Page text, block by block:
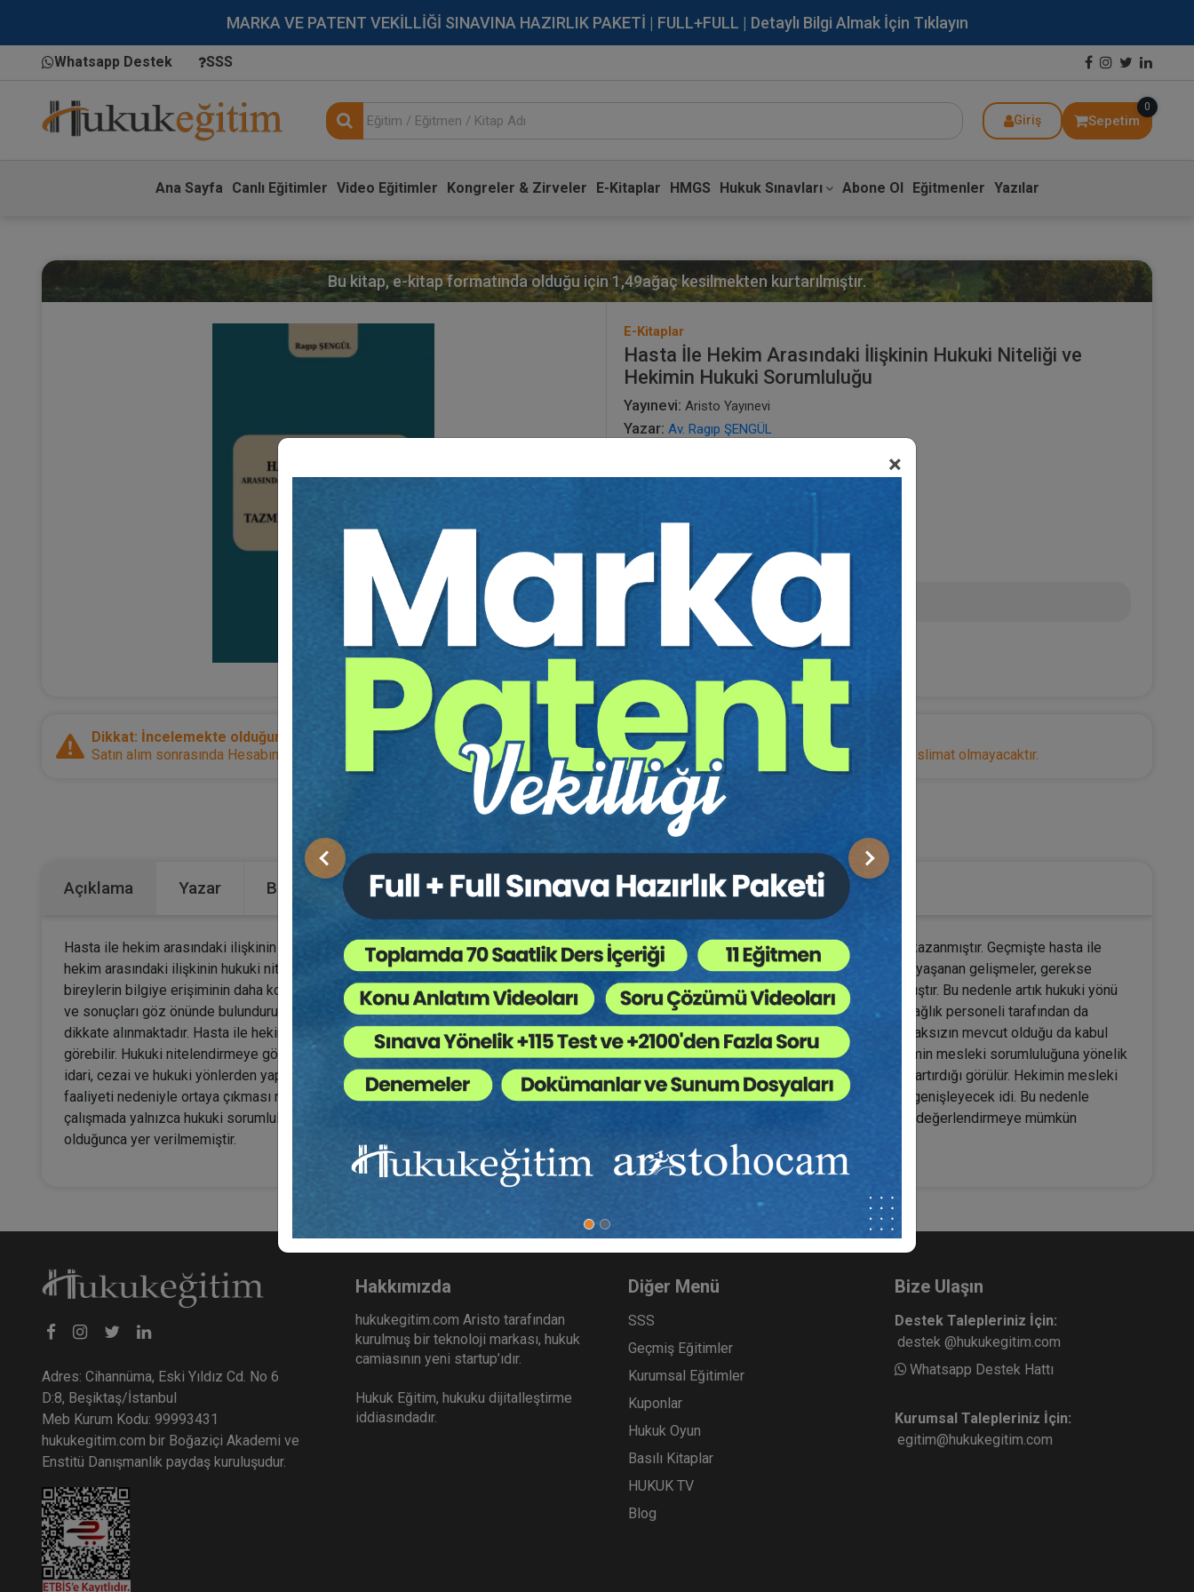
MARKA VE PATENT VEKİLLİĞİ SINAVINA HAZIRLIK PAKETİ | FULL+FULL | Detaylı Bilgi Almak İçin Tıklayın
Whatsapp Destek SSS
Giriş Sepetim
0
Ana Sayfa Canlı Eğitimler Video Eğitimler Kongreler & Zirveler E-Kitaplar HMGS Hukuk Sınavları Abone Ol Eğitmenler Yazılar
×
Önceki Sonraki
Bu kitap, e-kitap formatında olduğu için1,49ağaç kesilmekten kurtarılmıştır.
E-Kitaplar
Hasta İle Hekim Arasındaki İlişkinin Hukuki Niteliği ve
Hekimin Hukuki Sorumluluğu
Yayınevi: Aristo Yayınevi
Yazar: Av. Ragıp ŞENGÜL
Yayın Tarihi: 01.03.2020
E-kitap
300,00 TL 180,00 TL
Sepete Ekle
Dikkat: İncelemekte olduğunuz ürün bir e-kitaptır.
Satın alım sonrasında Hesabım sayfanız üzerinden direkt olarak ulaşabilir ve cihazlarınızdan okuyabilirsiniz. Adresinize herhangi bir teslimat olmayacaktır.
Kategoriler: Tüketici Hukuku Sağlık ve Tıp Hukuku
Açıklama Yazar Bu Kitap İçin Kaç Ağaç Kesiliyor ?
Hasta ile hekim arasındaki ilişkinin esası, tıp bilimi kapsamında yer alır. Ancak bu ilişkinin hukuki yönü, günümüzde çok daha yüksek önem kazanmıştır. Geçmişte hasta ile
hekim arasındaki ilişkinin hukuki niteliği ve sonuçları, uygulamada daha nadir karşımıza çıkan bir halde iken, günümüzde gerek tıp biliminde yaşanan gelişmeler, gerekse
bireylerin bilgiye erişiminin daha kolay bir hal alması, meselenin tıbbi yönünün yanı sıra, hukuki olarak da dikkate alınmasının önemini artırmıştır. Bu nedenle artık hukuki yönü
ve sonuçları göz önünde bulundurulmaksızın bir tıbbi müdahaleden söz edebilmek mümkün değildir. Meselenin hukuki yönü, hekimler ve sağlık personeli tarafından da
dikkate alınmaktadır. Hasta ile hekim arasındaki ilişki hukuken sözleşme ilişkisi olarak nitelendirilebileceği gibi, bir sözleşmeye dayalı olmaksızın mevcut olduğu da kabul
görebilir. Hukuki nitelendirmeye göre, sorumluluk esaslarının belirlenmesi ve varılan sonuçlar da değişiklik gösterecektir. Günümüzde hekimin mesleki sorumluluğuna yönelik
idari, cezai ve hukuki yönlerden yapılan başvuru sayısındaki artış oldukça dikkat çekici olup, bu durumun gün geçtikçe niceliğini ve önemini artırdığı görülür. Hekimin mesleki
faaliyeti nedeniyle ortaya çıkması muhtemel tüm başvuru yolları bakımından bu çalışmanın gerçekleştirilmesi durumunda, kapsam oldukça genişleyecek idi. Bu nedenle
çalışmada yalnızca hukuki sorumluluğa yönelik inceleme yapılması hedeflenmiş olup idari, cezai ya da disiplinsel sorumluluk yönünden bir değerlendirmeye mümkün
olduğunca yer verilmemiştir.
Adres: Cihannüma, Eski Yıldız Cd. No 6
D:8, Beşiktaş/İstanbul
Meb Kurum Kodu: 99993431
hukukegitim.com bir Boğaziçi Akademi ve
Enstitü Danışmanlık paydaş kuruluşudur.
Hakkımızda
hukukegitim.com Aristo tarafından
kurulmuş bir teknoloji markası, hukuk
camiasının yeni startup’ıdır.
Hukuk Eğitim, hukuku dijitalleştirme
iddiasındadır.
Diğer Menü
SSS
Geçmiş Eğitimler
Kurumsal Eğitimler
Kuponlar
Hukuk Oyun
Basılı Kitaplar
HUKUK TV
Blog
Bize Ulaşın
Destek Talepleriniz İçin:
destek @hukukegitim.com
Whatsapp Destek Hattı
Kurumsal Talepleriniz İçin:
egitim@hukukegitim.com